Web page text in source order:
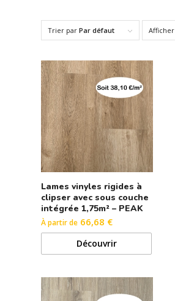
Trier par Par défaut Afficher
Lames vinyles rigides à
clipser avec sous couche
intégrée 1,75m² – PEAK
À partir de 66,68 €
Découvrir